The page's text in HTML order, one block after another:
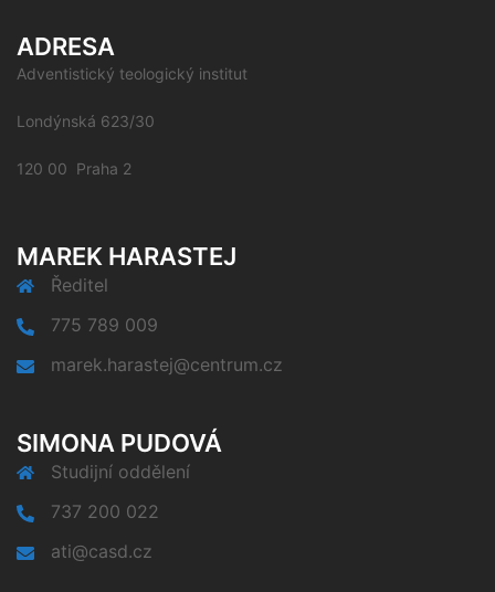
ADRESA
Adventistický teologický institut
Londýnská 623/30
120 00 Praha 2
MAREK HARASTEJ
Ředitel
775 789 009
marek.harastej@centrum.cz
SIMONA PUDOVÁ
Studijní oddělení
737 200 022
ati@casd.cz